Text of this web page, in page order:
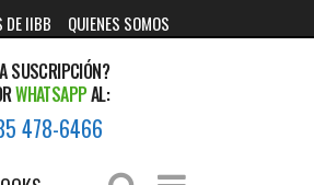
DE IIBB QUIENES SOMOS
SUSCRIPCIÓN?
WHATSAPPAL:
478-6466